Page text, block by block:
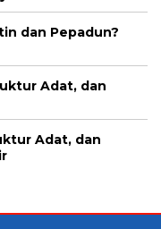
dan Pepadun?
Adat, dan
Adat, dan